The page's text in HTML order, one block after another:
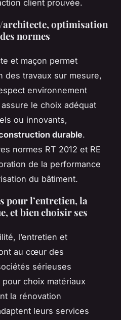
client prouvée.
optimisation
normes
et maçon permet
des travaux sur mesure,
environnement
le choix adéquat
ou innovants,
durable.
normes RT 2012 et RE
de la performance
du bâtiment.
pour l’entretien, la
et bien choisir ses
l’entretien et
au cœur des
sérieuses
choix matériaux
la rénovation
leurs services